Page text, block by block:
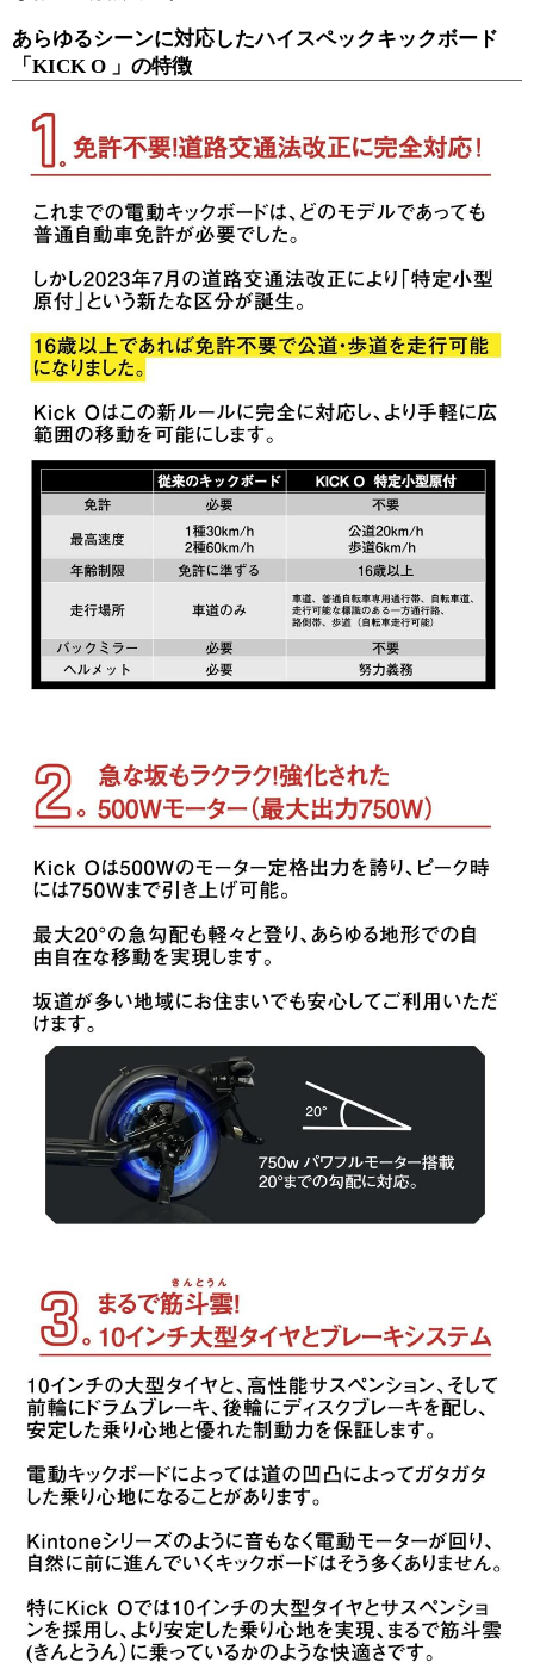
あらゆるシーンに対応したハイスペックキックボード
「KICK O 」の特徴